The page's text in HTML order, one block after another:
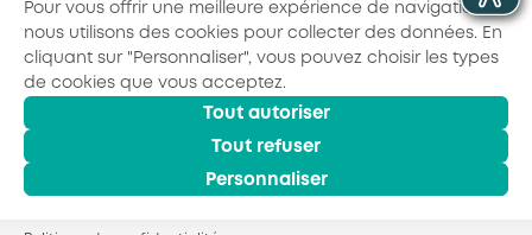
© 2026 - AKTO - Tous droits réservés
Pour vous offrir une meilleure expérience de navigation,
nous utilisons des cookies pour collecter des données. En
cliquant sur "Personnaliser", vous pouvez choisir les types
de cookies que vous acceptez.
Tout autoriser
Tout refuser
Personnaliser